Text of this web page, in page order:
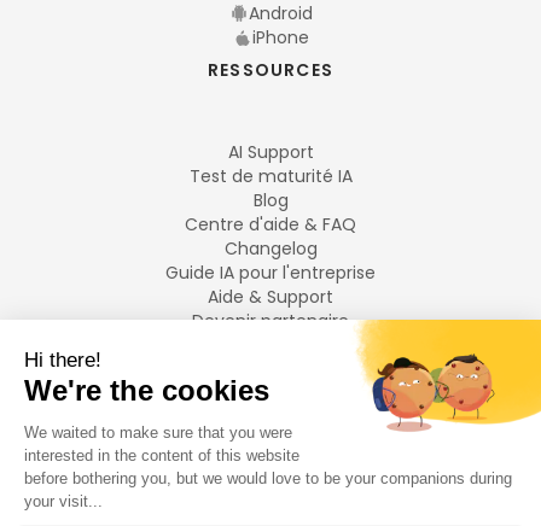
Android
iPhone
RESSOURCES
AI Support
Test de maturité IA
Blog
Centre d'aide & FAQ
Changelog
Guide IA pour l'entreprise
Aide & Support
Devenir partenaire
LANGUES
Français
English